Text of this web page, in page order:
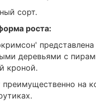
сорт.
роста:
представлена
деревьями с
кроной.
на